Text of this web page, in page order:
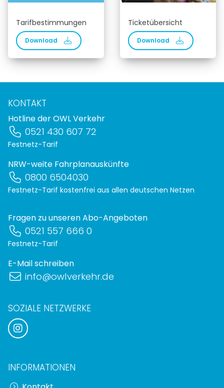
Tarifbestimmungen
Download
Ticketübersicht
Download
KONTAKT
Hotline der OWL Verkehr
0521 430 607 72
Festnetz-Tarif
NRW-weite Fahrplanauskünfte
0800 6504030
Festnetz-Tarif kostenfrei aus allen deutschen Netzen
Fragen zu unseren Abo-Angeboten
0521 557 666 0
Festnetz-Tarif
E-Mail schreiben
info@owlverkehr.de
SOZIALE NETZWERKE
INFORMATIONEN